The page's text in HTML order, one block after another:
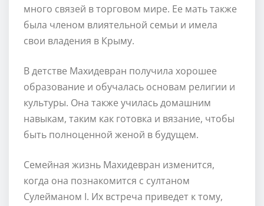
много связей в торговом мире. Ее мать также
была членом влиятельной семьи и имела
свои владения в Крыму.
В детстве Махидевран получила хорошее
образование и обучалась основам религии и
культуры. Она также училась домашним
навыкам, таким как готовка и вязание, чтобы
быть полноценной женой в будущем.
Семейная жизнь Махидевран изменится,
когда она познакомится с султаном
Сулейманом I. Их встреча приведет к тому,